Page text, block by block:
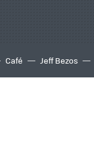
Café Jeff Bezos